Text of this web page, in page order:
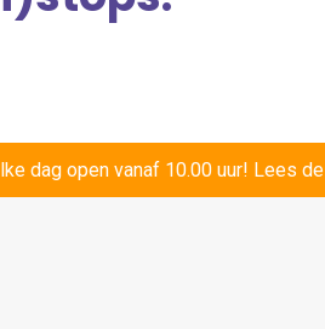
dag open vanaf 10.00 uur! Lees de